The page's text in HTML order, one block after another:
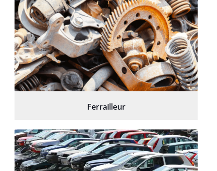
Ferrailleur